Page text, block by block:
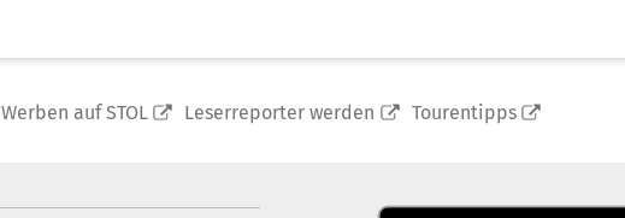
Werben auf STOL Leserreporter werden Tourentipps